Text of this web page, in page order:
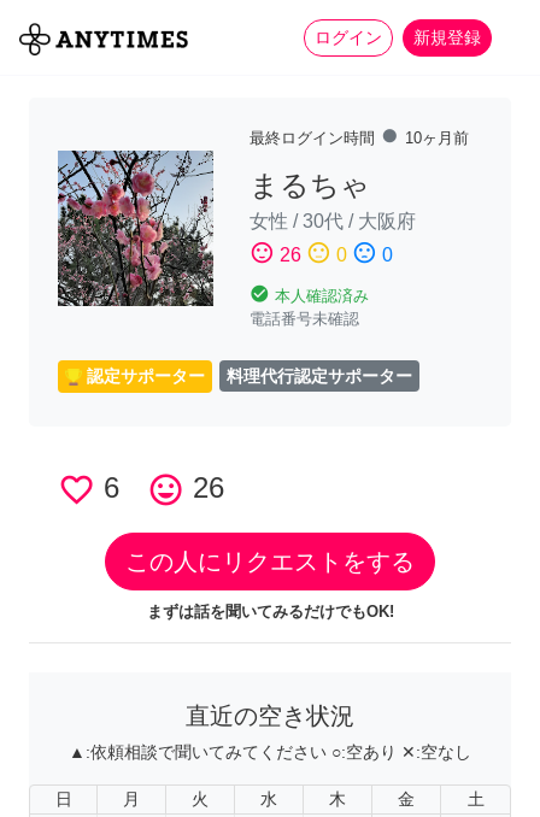
ログイン 新規登録
全て 家事 more_horiz
最終ログイン時間 fiber_manual_record 10ヶ月前
まるちゃ
女性 /30代 / 大阪府
sentiment_satisfied 26 sentiment_neutral 0 sentiment_dissatisfied 0
check_circle 本人確認済み
電話番号未確認
認定サポーター 料理代行認定サポーター
favorite_border 6 tag_faces 26
この人にリクエストをする
まずは話を聞いてみるだけでもOK!
直近の空き状況
▲:依頼相談で聞いてみてください ○:空あり ✕:空なし
日 月 火 水 木 金 土